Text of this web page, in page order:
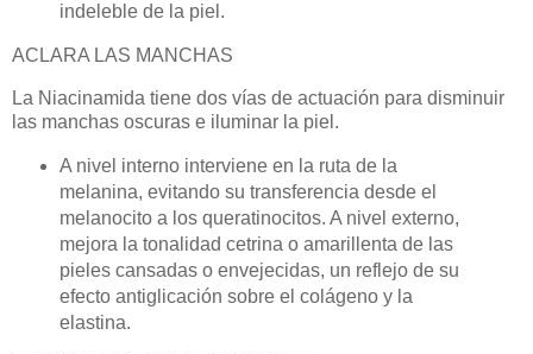
indeleble de la piel.
ACLARA LAS MANCHAS
La Niacinamida tiene dos vías de actuación para disminuir
las manchas oscuras e iluminar la piel.
A nivel interno interviene en la ruta de la
melanina, evitando su transferencia desde el
melanocito a los queratinocitos. A nivel externo,
mejora la tonalidad cetrina o amarillenta de las
pieles cansadas o envejecidas, un reflejo de su
efecto antiglicación sobre el colágeno y la
elastina.